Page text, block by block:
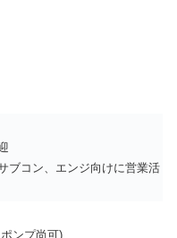
ブコン、エンジ向けに営業活
ンプ尚可)